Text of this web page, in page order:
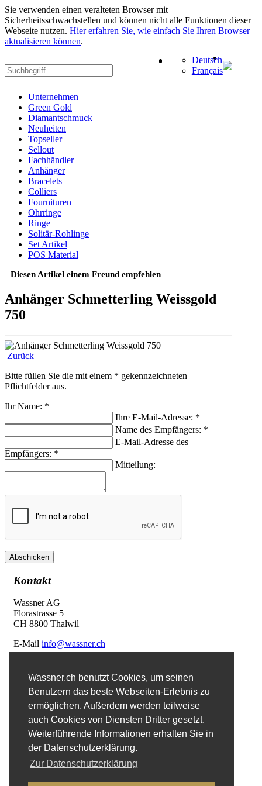
Wassner.ch benutzt Cookies, um seinen
Benutzern das beste Webseiten-Erlebnis zu
ermöglichen. Außerdem werden teilweise
auch Cookies von Diensten Dritter gesetzt.
Weiterführende Informationen erhalten Sie in
der Datenschutzerklärung.
Zur Datenschutzerklärung
Sie verwenden einen veralteten Browser mit
Sicherheitsschwachstellen und können nicht alle Funktionen dieser
Webseite nutzen. Hier erfahren Sie, wie einfach Sie Ihren Browser
aktualisieren können.
Deutsch
Français
Unternehmen
Green Gold
Diamantschmuck
Neuheiten
Topseller
Sellout
Fachhändler
Anhänger
Bracelets
Colliers
Fournituren
Ohrringe
Ringe
Solitär-Rohlinge
Set Artikel
POS Material
Diesen Artikel einem Freund empfehlen
Anhänger Schmetterling Weissgold
750
Zurück
Bitte füllen Sie die mit einem * gekennzeichneten
Pflichtfelder aus.
Ihr Name: *
Ihre E-Mail-Adresse: *
Name des Empfängers: *
E-Mail-Adresse des
Empfängers: *
Mitteilung:
Abschicken
Kontakt
Wassner AG
Florastrasse 5
CH 8800 Thalwil
E-Mail info@wassner.ch
Kontaktformular
Favoriten
Erweiterte Suche
Impressum